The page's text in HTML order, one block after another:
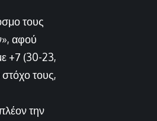
τους
αφού
+7 (30-23,
τους,
την